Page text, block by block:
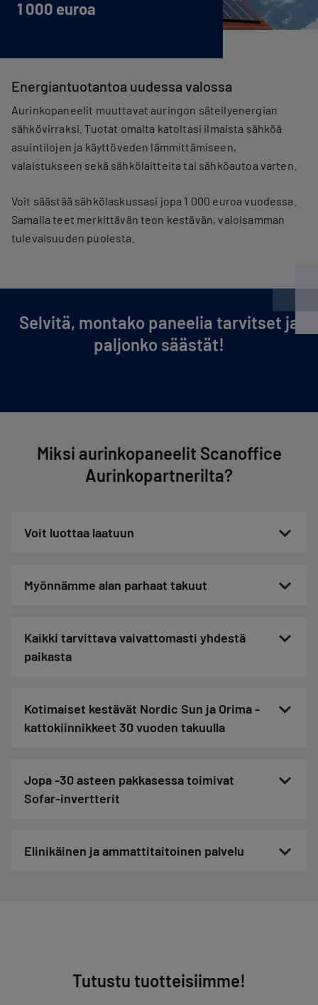
1 000 euroa
Energiantuotantoa uudessa valossa
Aurinkopaneelit muuttavat auringon säteilyenergian
sähkövirraksi. Tuotat omalta katoltasi ilmaista sähköä
asuintilojen ja käyttöveden lämmittämiseen,
valaistukseen sekä sähkölaitteita tai sähköautoa varten.
Voit säästää sähkölaskussasi jopa 1 000 euroa vuodessa.
Samalla teet merkittävän teon kestävän, valoisamman
tulevaisuuden puolesta.
Selvitä, montako paneelia tarvitset ja
paljonko säästät!
Miksi aurinkopaneelit Scanoffice
Aurinkopartnerilta?
Voit luottaa laatuun
Myönnämme alan parhaat takuut
Kaikki tarvittava vaivattomasti yhdestä
paikasta
Kotimaiset kestävät Nordic Sun ja Orima -
kattokiinnikkeet 30 vuoden takuulla
Jopa -30 asteen pakkasessa toimivat
Sofar-invertterit
Elinikäinen ja ammattitaitoinen palvelu
Tutustu tuotteisiimme!